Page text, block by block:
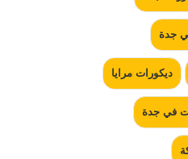
جدة
ديكورات مرايا
في جدة